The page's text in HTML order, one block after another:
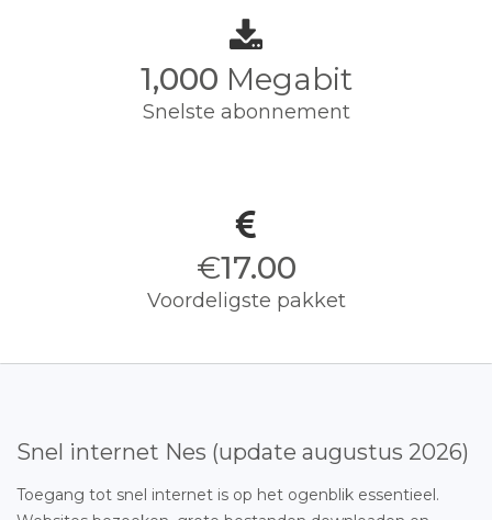
1,000 Megabit
Snelste abonnement
€17.00
Voordeligste pakket
Snel internet Nes (update augustus 2026)
Toegang tot snel internet is op het ogenblik essentieel.